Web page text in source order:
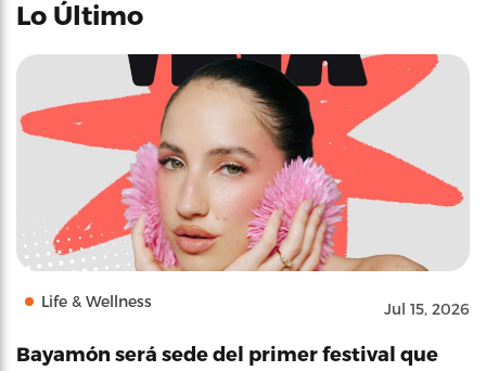
Lo Último
Life & Wellness Jul 15, 2026
Bayamón será sede del primer festival que